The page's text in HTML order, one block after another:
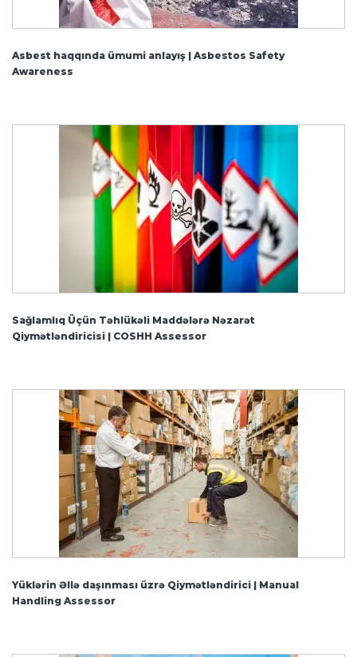
Asbest haqqında ümumi anlayış | Asbestos Safety
Awareness
Sağlamlıq Üçün Təhlükəli Maddələrə Nəzarət
Qiymətləndiricisi | COSHH Assessor
Yüklərin Əllə daşınması üzrə Qiymətləndirici | Manual
Handling Assessor